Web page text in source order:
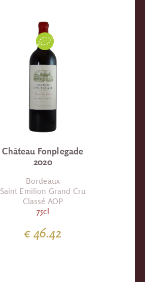
Château Fonplegade
2020
Bordeaux
Saint Emilion Grand Cru
Classé AOP
75cl
€ 46.42